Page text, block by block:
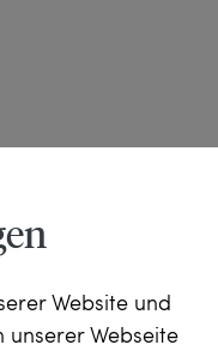
Website und
Webseite